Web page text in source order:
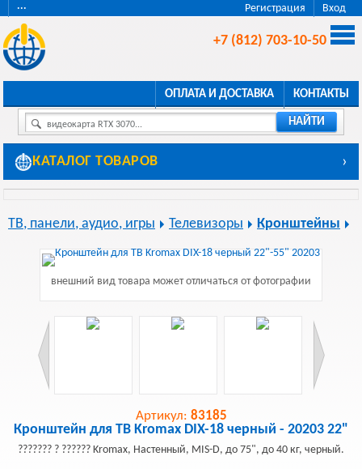
Регистрация Вход
···
+7 (812) 703-10-50
ОПЛАТА И ДОСТАВКА КОНТАКТЫ
видеокарта RTX 3070... НАЙТИ
КАТАЛОГ ТОВАРОВ ›
ТВ, панели, аудио, игры Телевизоры Кронштейны
внешний вид товара может отличаться от фотографии
Артикул: 83185
Кронштейн для ТВ Kromax DIX-18 черный - 20203 22"
??????? ? ?????? Kromax, Настенный, MIS-D, до 75", до 40 кг, черный.